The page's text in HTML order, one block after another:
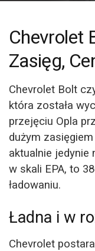
Chevrolet
Zasięg,
Chevrolet Bolt
która została
przejęciu Opla
dużym
aktualnie jedynie
w skali EPA, to
ładowaniu.
Ładna i w
Chevrolet